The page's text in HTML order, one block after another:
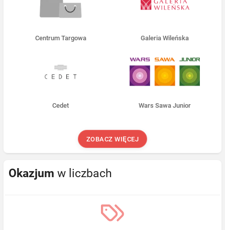
Centrum Targowa Galeria Wileńska
Cedet Wars Sawa Junior
ZOBACZ WIĘCEJ
Okazjum w liczbach